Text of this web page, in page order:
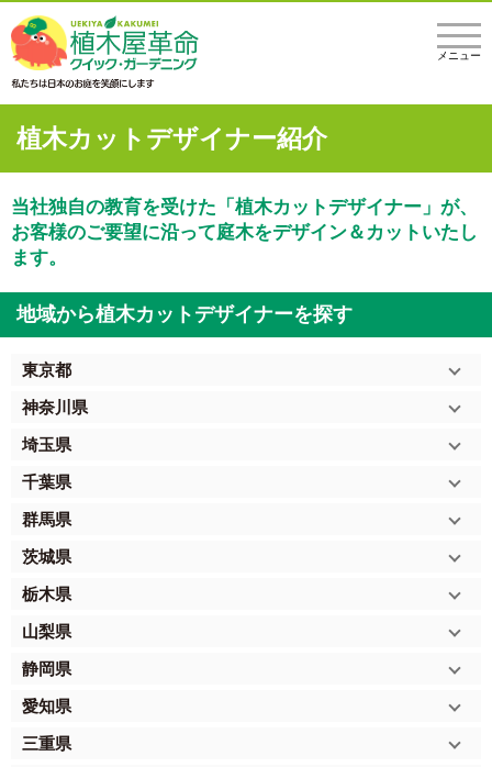
メニュー
植木カットデザイナー紹介
当社独自の教育を受けた「植木カットデザイナー」が、
お客様のご要望に沿って庭木をデザイン＆カットいたし
ます。
地域から植木カットデザイナーを探す
東京都
神奈川県
埼玉県
千葉県
群馬県
茨城県
栃木県
山梨県
静岡県
愛知県
三重県